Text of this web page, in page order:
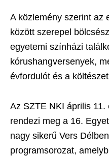
A közlemény szerint az
között szerepel
egyetemi színházi
kórushangversenyek,
évfordulót és a
Az SZTE NKI április
rendezi meg a 16.
nagy sikerű Vers
programsorozat,